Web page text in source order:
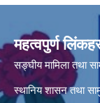
महत्वपुर्ण
सङ्घीय मामिला तथा
स्थानिय शासन तथा